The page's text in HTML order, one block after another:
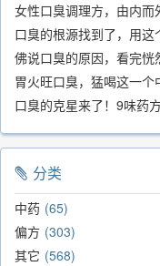
女性口臭调理方，由内而
口臭的根源找到了，用这
佛说口臭的原因，看完恍
胃火旺口臭，猛喝这一个
分类
中药 65
偏方 303
其它 568